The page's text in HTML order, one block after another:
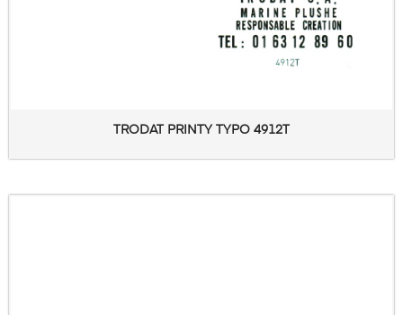
TRODAT PRINTY TYPO 4912T